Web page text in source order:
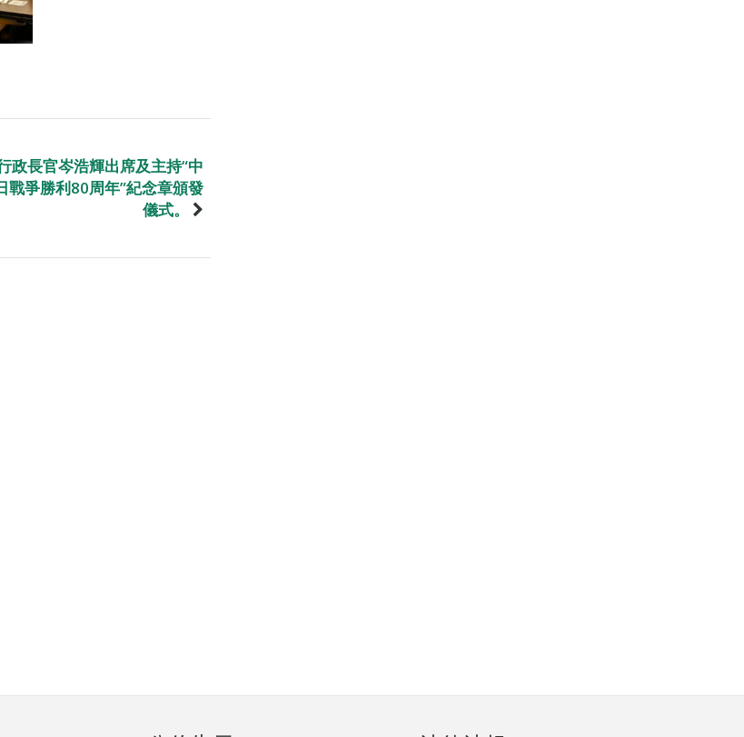
政長官岑浩輝出席及主持“中
戰爭勝利80周年”紀念章頒發
儀式。